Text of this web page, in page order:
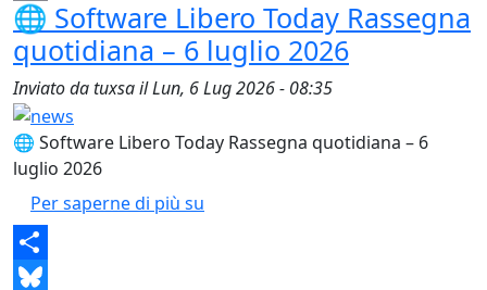
Email
🌐 Software Libero Today Rassegna
quotidiana – 6 luglio 2026
Inviato datuxsailLun, 6 Lug 2026 - 08:35
🌐 Software Libero Today Rassegna quotidiana – 6
luglio 2026
Per saperne di più su
Share